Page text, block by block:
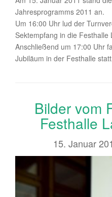
Jahresprogramms 2011 an.
Um 16:00 Uhr lud der
Sektempfang in die Festhalle
Anschließend um 17:00 Uhr
Jubiläum in der Festhalle
Bilder vom
Festhalle
15. Januar